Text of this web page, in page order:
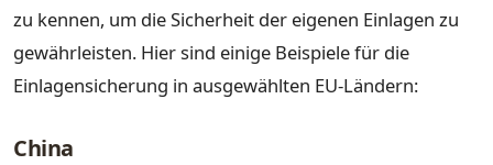
zu kennen, um die Sicherheit der eigenen Einlagen zu
gewährleisten. Hier sind einige Beispiele für die
Einlagensicherung in ausgewählten EU-Ländern:
China